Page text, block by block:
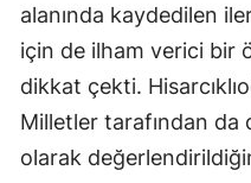
alanında kaydedilen
için de ilham verici bir
dikkat çekti.
Milletler tarafından da
olarak